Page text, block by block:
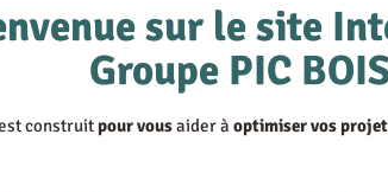
Plaque
Bois
sur le site
Groupe PIC
construitpour vousaider àoptimiser vos